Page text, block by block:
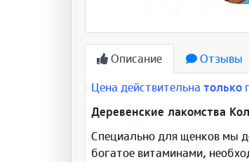
Описание Отзывы
Цена действительнатолько
Деревенские лакомства
Специально для щенков мы
богатое витаминами,